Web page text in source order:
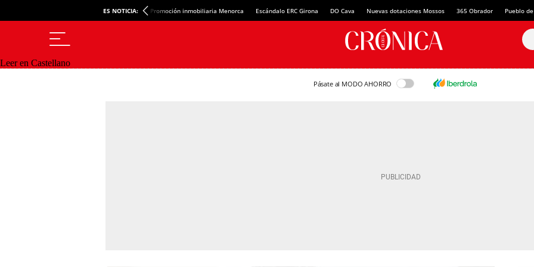
ES NOTICIA: Promoción inmobiliaria Menorca Escándalo ERC Girona DO Cava Nuevas dotaciones Mossos 365 Obrador Pueblo
Leer en Castellano
Pásate al MODO AHORRO